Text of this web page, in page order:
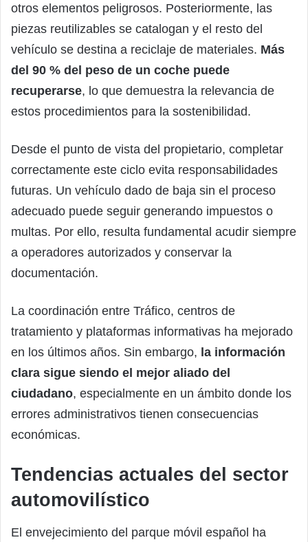
otros elementos peligrosos. Posteriormente, las
piezas reutilizables se catalogan y el resto del
vehículo se destina a reciclaje de materiales. Más
del 90 % del peso de un coche puede
recuperarse, lo que demuestra la relevancia de
estos procedimientos para la sostenibilidad.
Desde el punto de vista del propietario, completar
correctamente este ciclo evita responsabilidades
futuras. Un vehículo dado de baja sin el proceso
adecuado puede seguir generando impuestos o
multas. Por ello, resulta fundamental acudir siempre
a operadores autorizados y conservar la
documentación.
La coordinación entre Tráfico, centros de
tratamiento y plataformas informativas ha mejorado
en los últimos años. Sin embargo, la información
clara sigue siendo el mejor aliado del
ciudadano, especialmente en un ámbito donde los
errores administrativos tienen consecuencias
económicas.
Tendencias actuales del sector
automovilístico
El envejecimiento del parque móvil español ha